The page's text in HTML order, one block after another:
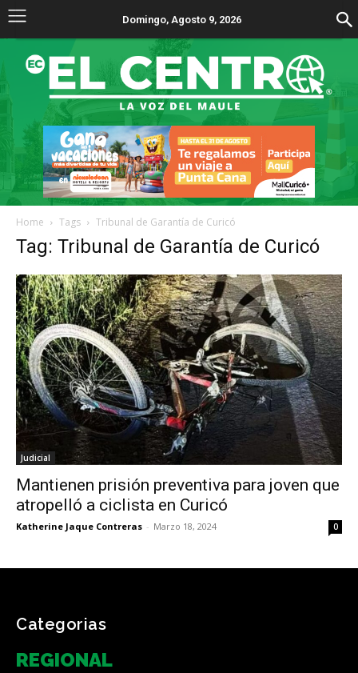
Domingo, Agosto 9, 2026
Home Tags Tribunal de Garantía de Curicó
Tag: Tribunal de Garantía de Curicó
Judicial
Mantienen prisión preventiva para joven que
atropelló a ciclista en Curicó
Katherine Jaque Contreras - Marzo 18, 2024 0
Categorias
REGIONAL